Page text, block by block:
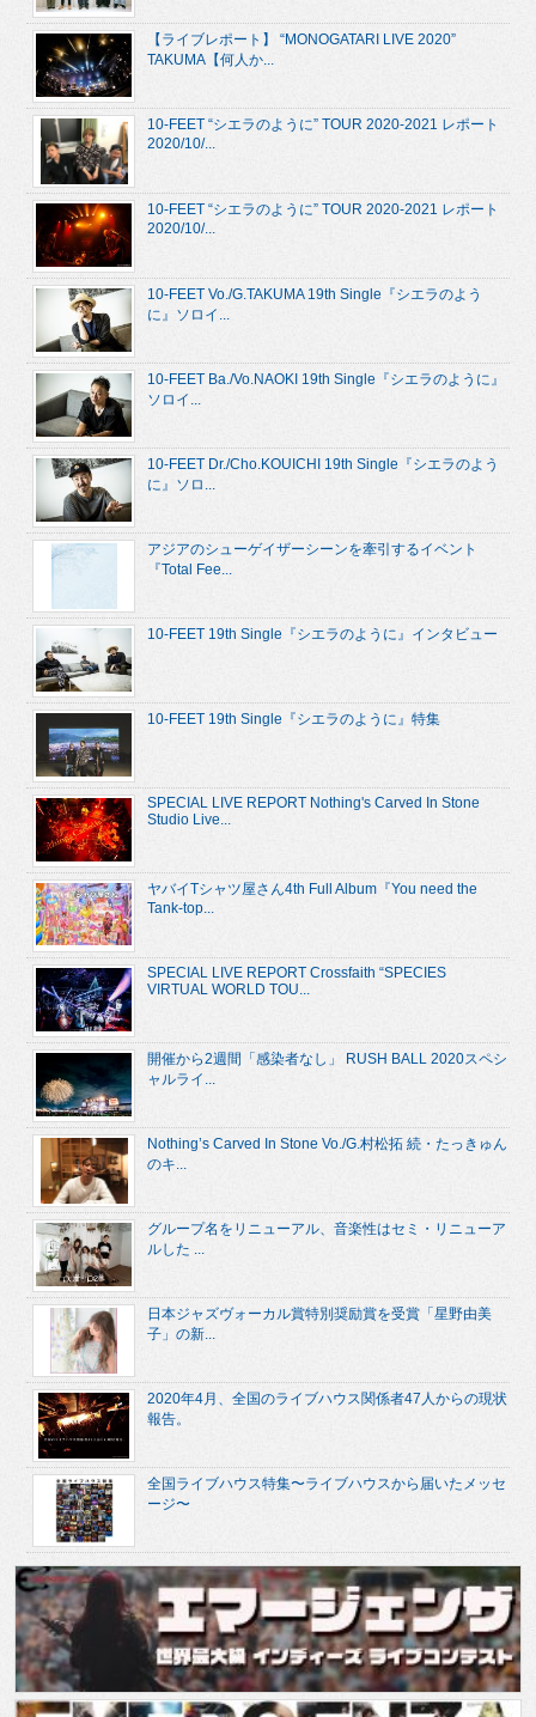
【ライブレポート】 “MONOGATARI LIVE 2020”
TAKUMA【何人か...
10-FEET “シエラのように” TOUR 2020-2021 レポート
2020/10/...
10-FEET “シエラのように” TOUR 2020-2021 レポート
2020/10/...
10-FEET Vo./G.TAKUMA 19th Single『シエラのよう
に』ソロイ...
10-FEET Ba./Vo.NAOKI 19th Single『シエラのように』
ソロイ...
10-FEET Dr./Cho.KOUICHI 19th Single『シエラのよう
に』ソロ...
アジアのシューゲイザーシーンを牽引するイベント
『Total Fee...
10-FEET 19th Single『シエラのように』インタビュー
10-FEET 19th Single『シエラのように』特集
SPECIAL LIVE REPORT Nothing's Carved In Stone
Studio Live...
ヤバイTシャツ屋さん4th Full Album『You need the
Tank-top...
SPECIAL LIVE REPORT Crossfaith “SPECIES
VIRTUAL WORLD TOU...
開催から2週間「感染者なし」 RUSH BALL 2020スペシ
ャルライ...
Nothing’s Carved In Stone Vo./G.村松拓 続・たっきゅん
のキ...
グループ名をリニューアル、音楽性はセミ・リニューア
ルした ...
日本ジャズヴォーカル賞特別奨励賞を受賞「星野由美
子」の新...
2020年4月、全国のライブハウス関係者47人からの現状
報告。
全国ライブハウス特集〜ライブハウスから届いたメッセ
ージ〜